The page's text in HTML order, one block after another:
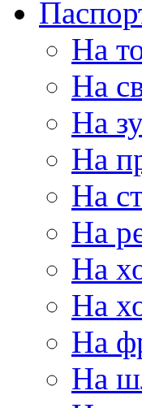
На
На
На
На
На
На
На
На
На
На